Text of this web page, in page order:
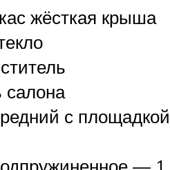
жёсткая крыша
салона
с